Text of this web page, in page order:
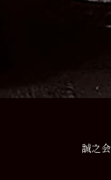
誠之会